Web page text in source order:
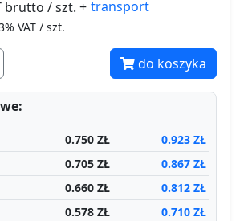
brutto / szt. + transport
VAT / szt.
do koszyka
0.750 ZŁ 0.923 ZŁ
0.705 ZŁ 0.867 ZŁ
0.660 ZŁ 0.812 ZŁ
0.578 ZŁ 0.710 ZŁ